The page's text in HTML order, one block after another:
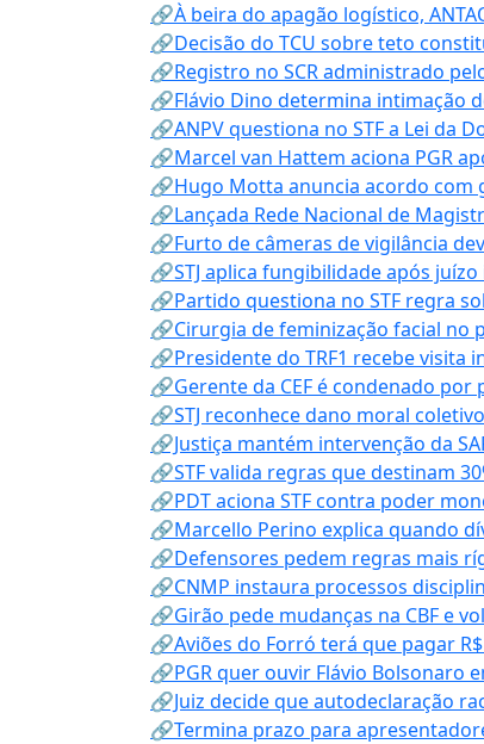
🔗À beira do apagão logístico,
🔗Decisão do TCU sobre teto
🔗Registro no SCR administrado
🔗Flávio Dino determina intimação
🔗ANPV questiona no STF a Lei da
🔗Marcel van Hattem aciona PGR
🔗Hugo Motta anuncia acordo
🔗Lançada Rede Nacional de
🔗Furto de câmeras de vigilância
🔗STJ aplica fungibilidade após
🔗Partido questiona no STF regra
🔗Cirurgia de feminização facial no
🔗Presidente do TRF1 recebe visita
🔗Gerente da CEF é condenado
🔗STJ reconhece dano moral
🔗Justiça mantém intervenção da
🔗STF valida regras que destinam
🔗PDT aciona STF contra poder
🔗Marcello Perino explica quando
🔗Defensores pedem regras mais
🔗CNMP instaura processos
🔗Girão pede mudanças na CBF e
🔗Aviões do Forró terá que pagar
🔗PGR quer ouvir Flávio Bolsonaro
🔗Juiz decide que autodeclaração
🔗Termina prazo para